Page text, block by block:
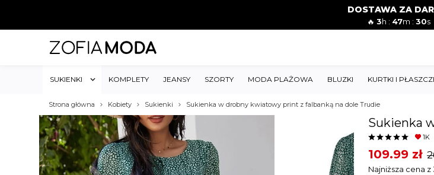
DOSTAWA ZA
🔥 3h : 47m : 29s
SUKIENKI KOMPLETY JEANSY SZORTY MODA PLAŻOWA BLUZKI KURTKI I
Strona główna Kobiety Sukienki Sukienka w drobny kwiatowy print z falbanką na dole Trudie
Sukienka
1K
Original
price
109.99 zł
Current
price
Najniższa cena